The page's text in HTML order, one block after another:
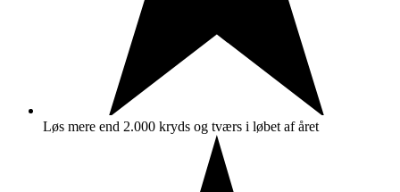
Løs mere end 2.000 kryds og tværs i løbet af året